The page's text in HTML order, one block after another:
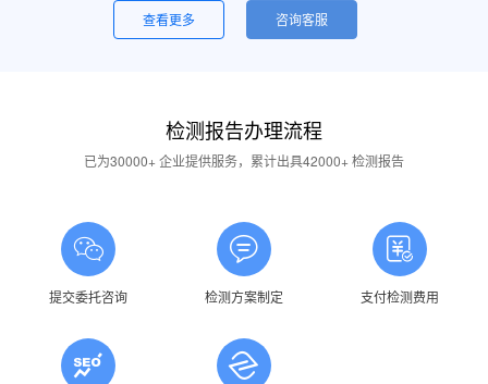
一般是润滑油质量问题，合格的润滑油使用中不应出现大量泡沫，
用户不应采用会产生泡沫的润滑油。还有一个可能的原因是混油可能
答：一般情况下油品发白是由于油箱进水后造成的，是乳化现象，
应避免水进入润滑油箱体或避免雨水进入已开封的油桶中。具体操作
润滑油的号数是什么意思？
答：根据ISO标准，工业润滑油按40℃ 温度条件下测定的粘度分
为若干个粘度等级，数据越大则粘度越高，因此润滑油的号数指其粘
润滑油粘度高是否说明润滑油质量好？
查看更多 咨询客服
检测报告办理流程
已为30000+ 企业提供服务，累计出具42000+ 检测报告
提交委托咨询 检测方案制定 支付检测费用